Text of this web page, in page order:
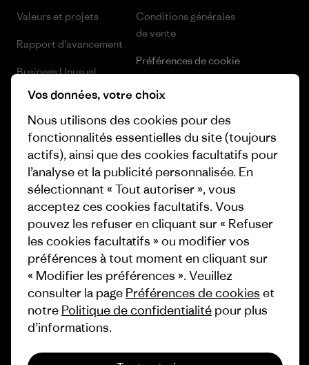
Valeurs et projets
Rapport d’avancement
Business Unusual
Objectifs climatiques
1% For The Planet
Comment nous
finançons
Nos magasins
Conditions générales
de vente
Préférences de cookie
Carrières
Presse et media
Industry program
Programme d’affiliation
Patagonia Luxembourg Plan du
site
© 2026 Patagonia, Inc. All Rights Reserved.
Vos données, votre choix
Nous utilisons des cookies pour des
fonctionnalités essentielles du site (toujours
actifs), ainsi que des cookies facultatifs pour
l’analyse et la publicité personnalisée. En
sélectionnant « Tout autoriser », vous
acceptez ces cookies facultatifs. Vous
pouvez les refuser en cliquant sur « Refuser
les cookies facultatifs » ou modifier vos
préférences à tout moment en cliquant sur
« Modifier les préférences ». Veuillez
consulter la page Préférences de cookies et
notre Politique de confidentialité pour plus
d’informations.